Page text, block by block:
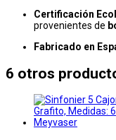
Certificación
provenientes de
Fabricado en
6 otros